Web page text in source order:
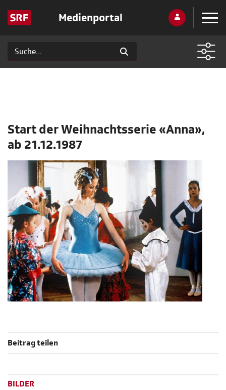
Medienportal
Start der Weihnachtsserie «Anna»,
ab 21.12.1987
Beitrag teilen
BILDER